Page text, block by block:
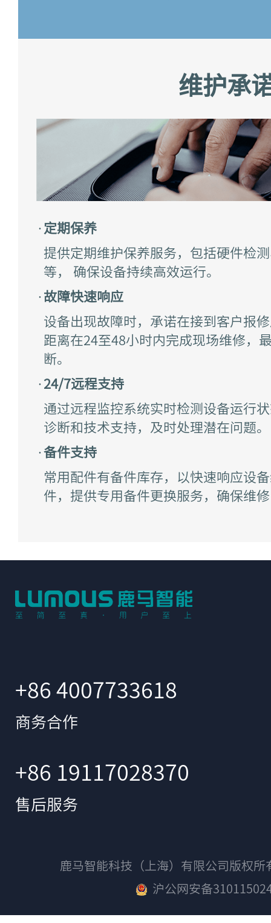
维护承
· 定期保养
提供定期维护保养服务，包括硬件检
等， 确保设备持续⾼效运⾏。
· 故障快速响应
设备出现故障时，承诺在接到客户报
距离在24⾄48⼩时内完成现场维修，
断。
· 24/7远程⽀持
通过远程监控系统实时检测设备运⾏
诊断和技术⽀持，及时处理潜在问题。
·备件⽀持
常⽤配件有备件库存，以快速响应设
件，提供专⽤备件更换服务，确保维
+86 4007733618
商务合作
+86 19117028370
售后服务
鹿马智能科技（上海）有限公司版权
沪公网安备